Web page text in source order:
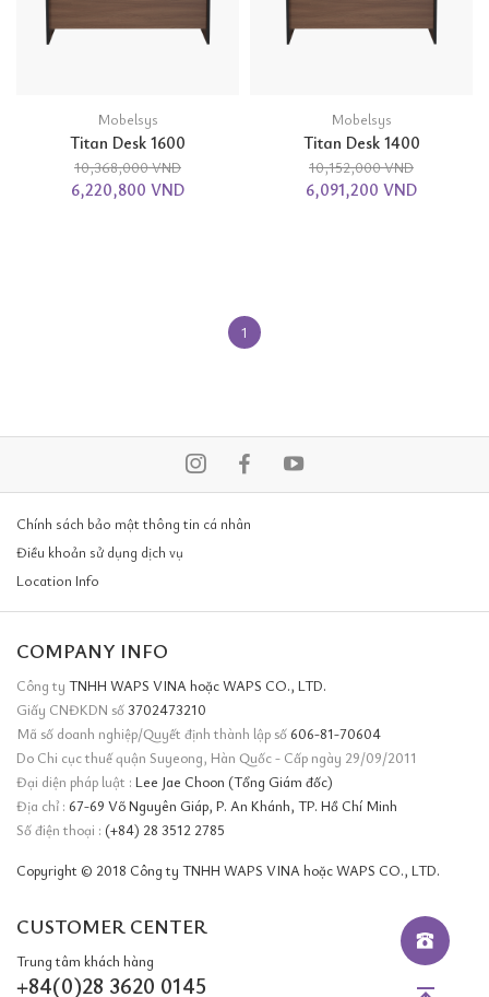
Mobelsys
Titan Desk 1600
10,368,000 VND
6,220,800 VND
Mobelsys
Titan Desk 1400
10,152,000 VND
6,091,200 VND
1
Chính sách bảo mật thông tin cá nhân
Điều khoản sử dụng dịch vụ
Location Info
COMPANY INFO
Công ty TNHH WAPS VINA hoặc WAPS CO., LTD.
Giấy CNĐKDN số3702473210
Mã số doanh nghiệp/Quyết định thành lập số 606-81-70604
Do Chi cục thuế quận Suyeong, Hàn Quốc - Cấp ngày 29/09/2011
Đại diện pháp luật : Lee Jae Choon (Tổng Giám đốc)
Địa chỉ : 67-69 Võ Nguyên Giáp, P. An Khánh, TP. Hồ Chí Minh
Số điện thoại : (+84) 28 3512 2785
Copyright © 2018 Công ty TNHH WAPS VINA hoặc WAPS CO., LTD.
CUSTOMER CENTER
Trung tâm khách hàng
+84(0)28 3620 0145